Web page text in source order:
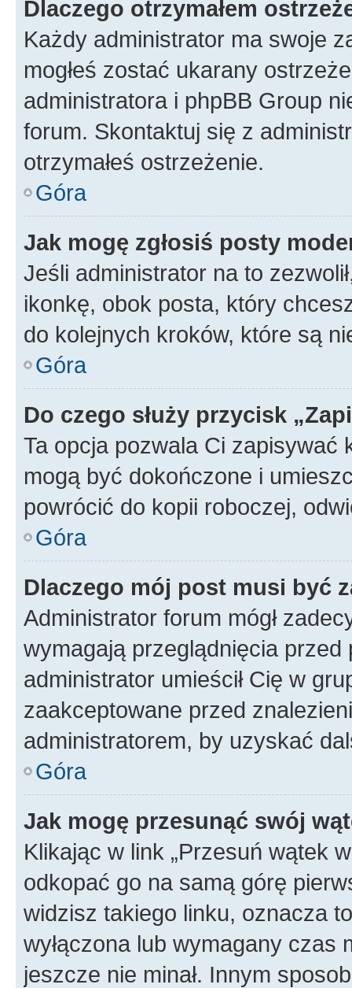
Dlaczego otrzymałem
Każdy administrator ma swoje
mogłeś zostać ukarany
administratora i phpBB Group
forum. Skontaktuj się z
otrzymałeś ostrzeżenie.
Góra
Jak mogę zgłosiś posty
Jeśli administrator na to
ikonkę, obok posta, który
do kolejnych kroków, które są
Góra
Do czego służy przycisk
Ta opcja pozwala Ci zapisywać
mogą być dokończone i
powrócić do kopii roboczej,
Góra
Dlaczego mój post musi być
Administrator forum mógł
wymagają przeglądnięcia
administrator umieścił Cię w
zaakceptowane przed
administratorem, by uzyskać
Góra
Jak mogę przesunąć swój
Klikając w link „Przesuń wątek
odkopać go na samą górę
widzisz takiego linku, oznacza
wyłączona lub wymagany czas
jeszcze nie minał. Innym